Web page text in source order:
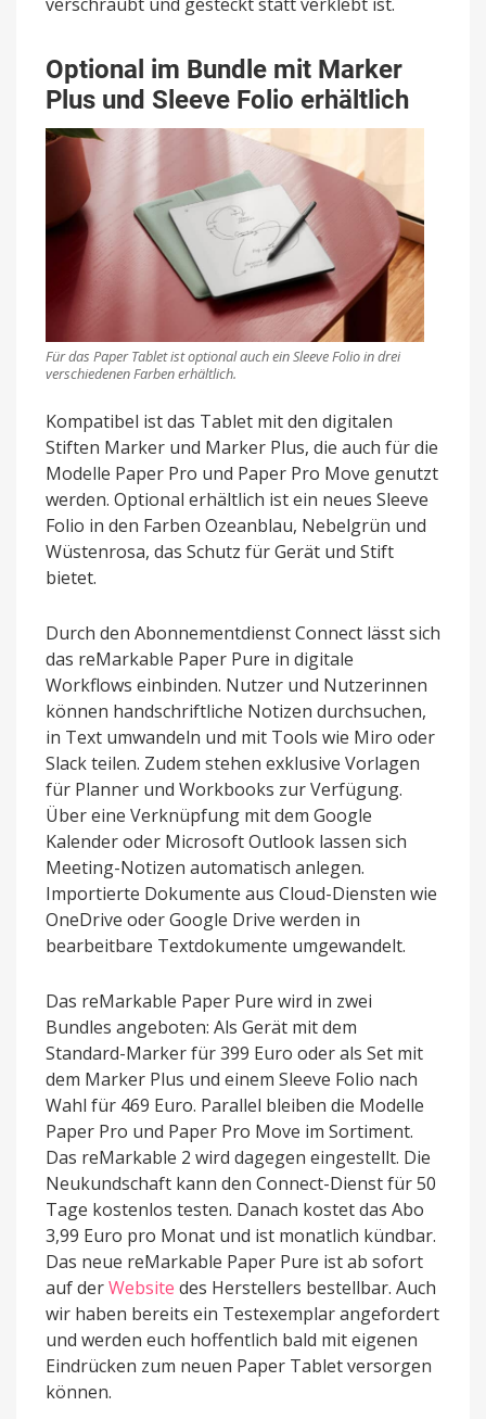
Optional im Bundle mit Marker
Plus und Sleeve Folio erhältlich
Für das Paper Tablet ist optional auch ein Sleeve Folio in drei
verschiedenen Farben erhältlich.
Kompatibel ist das Tablet mit den digitalen
Stiften Marker und Marker Plus, die auch für die
Modelle Paper Pro und Paper Pro Move genutzt
werden. Optional erhältlich ist ein neues Sleeve
Folio in den Farben Ozeanblau, Nebelgrün und
Wüstenrosa, das Schutz für Gerät und Stift
bietet.
Durch den Abonnementdienst Connect lässt sich
das reMarkable Paper Pure in digitale
Workflows einbinden. Nutzer und Nutzerinnen
können handschriftliche Notizen durchsuchen,
in Text umwandeln und mit Tools wie Miro oder
Slack teilen. Zudem stehen exklusive Vorlagen
für Planner und Workbooks zur Verfügung.
Über eine Verknüpfung mit dem Google
Kalender oder Microsoft Outlook lassen sich
Meeting-Notizen automatisch anlegen.
Importierte Dokumente aus Cloud-Diensten wie
OneDrive oder Google Drive werden in
bearbeitbare Textdokumente umgewandelt.
Das reMarkable Paper Pure wird in zwei
Bundles angeboten: Als Gerät mit dem
Standard-Marker für 399 Euro oder als Set mit
dem Marker Plus und einem Sleeve Folio nach
Wahl für 469 Euro. Parallel bleiben die Modelle
Paper Pro und Paper Pro Move im Sortiment.
Das reMarkable 2 wird dagegen eingestellt. Die
Neukundschaft kann den Connect-Dienst für 50
Tage kostenlos testen. Danach kostet das Abo
3,99 Euro pro Monat und ist monatlich kündbar.
Das neue reMarkable Paper Pure ist ab sofort
auf derWebsite des Herstellers bestellbar. Auch
wir haben bereits ein Testexemplar angefordert
und werden euch hoffentlich bald mit eigenen
Eindrücken zum neuen Paper Tablet versorgen
können.